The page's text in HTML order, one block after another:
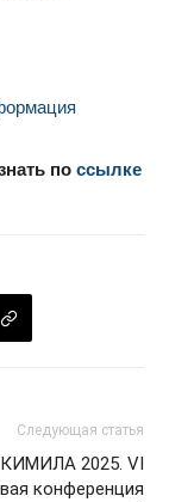
поссылке
Следующая статья
КИМИЛА 2025. VI
конференция